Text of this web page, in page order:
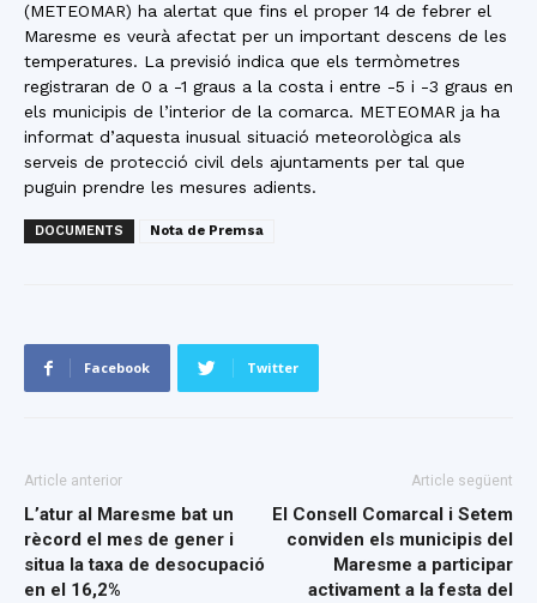
(METEOMAR) ha alertat que fins el proper 14 de febrer el
Maresme es veurà afectat per un important descens de les
temperatures. La previsió indica que els termòmetres
registraran de 0 a -1 graus a la costa i entre -5 i -3 graus en
els municipis de l’interior de la comarca. METEOMAR ja ha
informat d’aquesta inusual situació meteorològica als
serveis de protecció civil dels ajuntaments per tal que
puguin prendre les mesures adients.
DOCUMENTS Nota de Premsa
Facebook Twitter
Article anterior
L’atur al Maresme bat un
rècord el mes de gener i
situa la taxa de desocupació
en el 16,2%
Article següent
El Consell Comarcal i Setem
conviden els municipis del
Maresme a participar
activament a la festa del